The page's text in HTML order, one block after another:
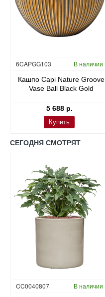
6CAPGG103 В наличии
Кашпо Capi Nature Groove
Vase Ball Black Gold
5 688 р.
Купить
СЕГОДНЯ СМОТРЯТ
CC0040807 В наличии